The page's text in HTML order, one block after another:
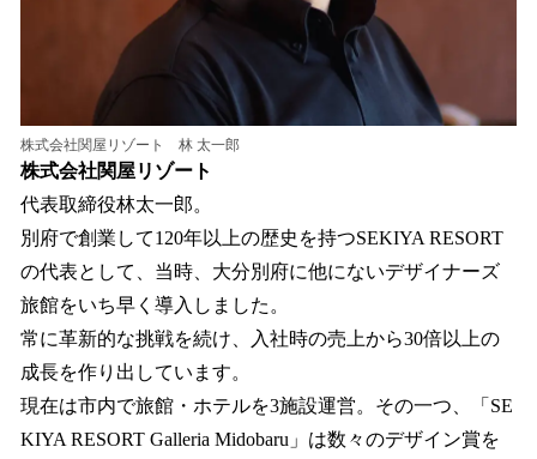
株式会社関屋リゾート 林 太一郎
株式会社関屋リゾート
代表取締役林太一郎。
別府で創業して120年以上の歴史を持つSEKIYA RESORT
の代表として、当時、大分別府に他にないデザイナーズ
旅館をいち早く導入しました。
常に革新的な挑戦を続け、入社時の売上から30倍以上の
成長を作り出しています。
現在は市内で旅館・ホテルを3施設運営。その一つ、「SE
KIYA RESORT Galleria Midobaru」は数々のデザイン賞を